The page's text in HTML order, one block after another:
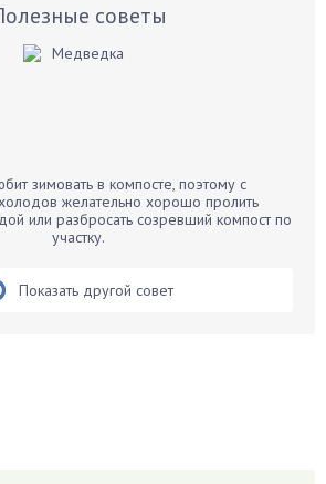
советы
зимовать в компосте, поэтому с
желательно хорошо пролить
или разбросать созревший компост по
участку.
Показать другой совет